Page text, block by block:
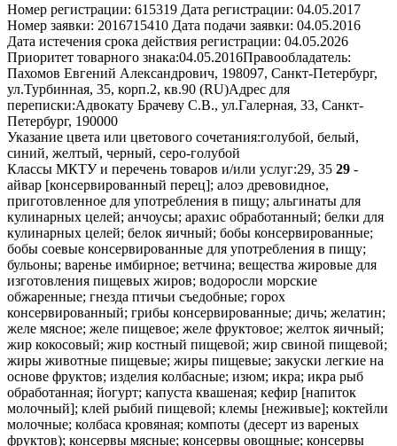
Номер регистрации: 615319 Дата регистрации: 04.05.2017
Номер заявки: 2016715410 Дата подачи заявки: 04.05.2016
Дата истечения срока действия регистрации: 04.05.2026
Приоритет товарного знака:04.05.2016Правообладатель:
Пахомов Евгений Александрович, 198097, Санкт-Петербург,
ул.Турбинная, 35, корп.2, кв.90 (RU)Адрес для
переписки:Адвокату Брачеву C.B., ул.Галерная, 33, Санкт-
Петербург, 190000
Указание цвета или цветового сочетания:голубой, белый,
синий, желтый, черный, серо-голубой
Классы МКТУ и перечень товаров и/или услуг:29, 35 29 -
айвар [консервированный перец]; алоэ древовидное,
приготовленное для употребления в пищу; альгинаты для
кулинарных целей; анчоусы; арахис обработанный; белки для
кулинарных целей; белок яичный; бобы консервированные;
бобы соевые консервированные для употребления в пищу;
бульоны; варенье имбирное; ветчина; вещества жировые для
изготовления пищевых жиров; водоросли морские
обжаренные; гнезда птичьи съедобные; горох
консервированный; грибы консервированные; дичь; желатин;
желе мясное; желе пищевое; желе фруктовое; желток яичный;
жир кокосовый; жир костный пищевой; жир свиной пищевой;
жиры животные пищевые; жиры пищевые; закуски легкие на
основе фруктов; изделия колбасные; изюм; икра; икра рыб
обработанная; йогурт; капуста квашеная; кефир [напиток
молочный]; клей рыбий пищевой; клемы [неживые]; коктейли
молочные; колбаса кровяная; компоты (десерт из вареных
фруктов); консервы мясные; консервы овощные; консервы